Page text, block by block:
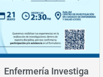
Enfermería Investiga